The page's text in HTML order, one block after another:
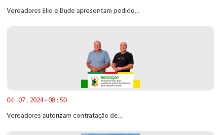
Vereadores Elio e Bude apresentam pedido...
04 . 07 . 2024 - 08 : 50
Vereadores autorizam contratação de...